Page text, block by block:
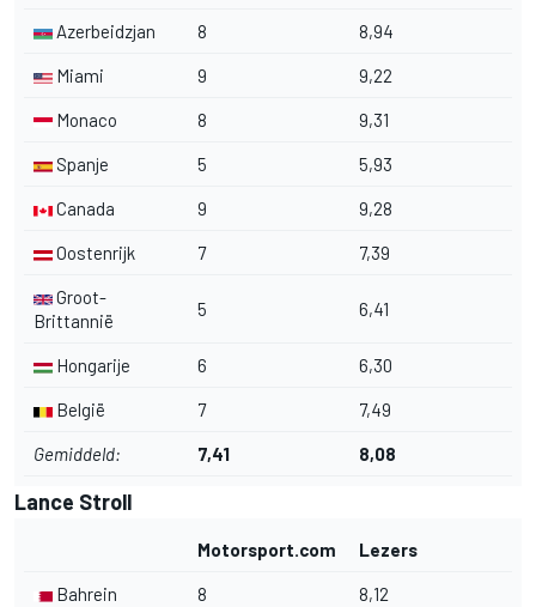
Azerbeidzjan 8 8,94
Miami 9 9,22
Monaco 8 9,31
Spanje 5 5,93
Canada 9 9,28
Oostenrijk 7 7,39
Groot-
Brittannië
5 6,41
Hongarije 6 6,30
België 7 7,49
Gemiddeld: 7,41 8,08
Lance Stroll
Motorsport.com Lezers
Bahrein 8 8,12